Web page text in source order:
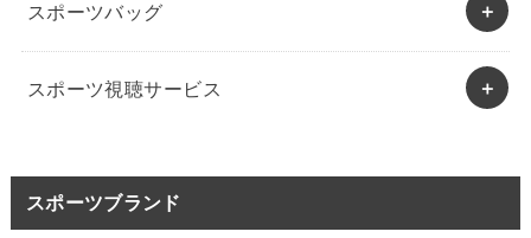
スポーツバッグ
スポーツ視聴サービス
スポーツブランド